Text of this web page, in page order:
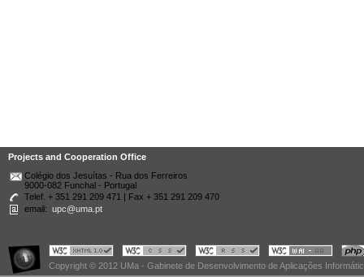
Projects and Cooperation Office
Colégio dos Jesuítas - Rua dos Ferreiros
9000-082 Funchal - Portugal
Telef. + 351 291 209 471 | Fax + 351 291 209 470
email: upc@uma.pt
Copyright © 2012 UMa - Gabinete de Desenvolvimento de Aplicações